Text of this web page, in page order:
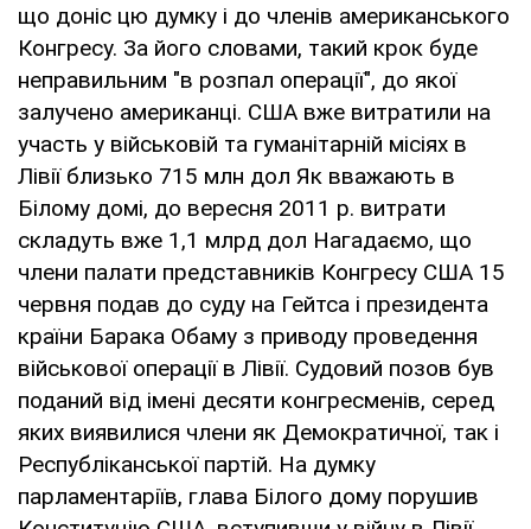
що доніс цю думку і до членів американського
Конгресу. За його словами, такий крок буде
неправильним "в розпал операції", до якої
залучено американці. США вже витратили на
участь у військовій та гуманітарній місіях в
Лівії близько 715 млн дол Як вважають в
Білому домі, до вересня 2011 р. витрати
складуть вже 1,1 млрд дол Нагадаємо, що
члени палати представників Конгресу США 15
червня подав до суду на Гейтса і президента
країни Барака Обаму з приводу проведення
військової операції в Лівії. Судовий позов був
поданий від імені десяти конгресменів, серед
яких виявилися члени як Демократичної, так і
Республіканської партій. На думку
парламентаріїв, глава Білого дому порушив